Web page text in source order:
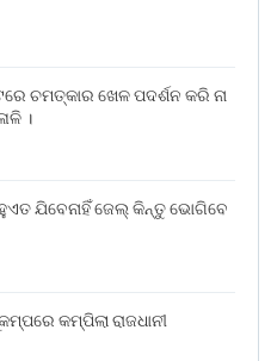
ଚମତ୍କାର ଖେଳ ପଦର୍ଶନ କରି ନା
।
ଯିବେନାହିଁ ଜେଲ୍ କିନ୍ତୁ ଭୋଗିବେ
କମ୍ପିଲା ରାଜଧାନୀ